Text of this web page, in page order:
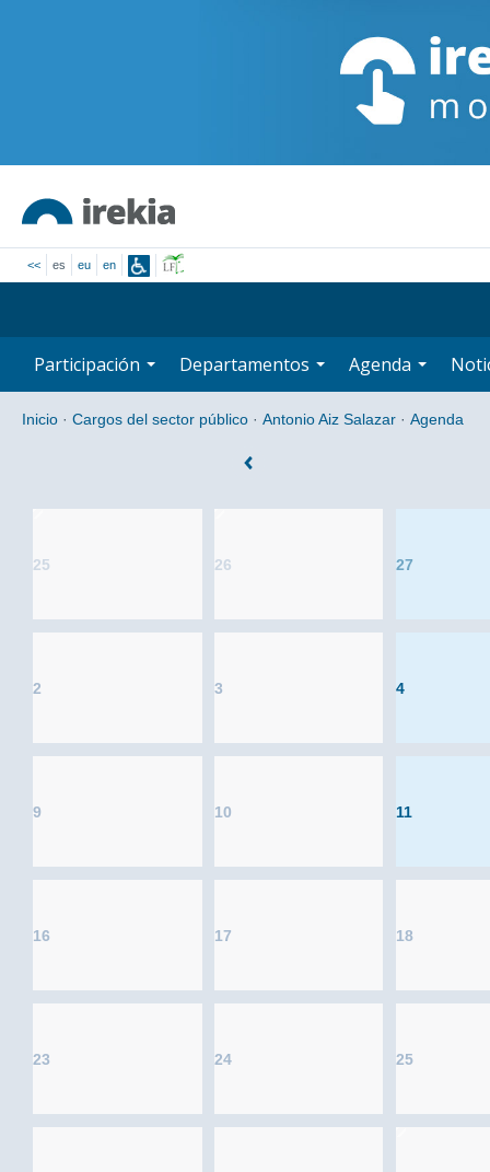
<< es eu en
Participación Departamentos Agenda
Inicio · Cargos del sector público · Antonio Aiz Salazar · Agenda
25 26 27
2 3 4
9 10 11
16 17 18
23 24 25